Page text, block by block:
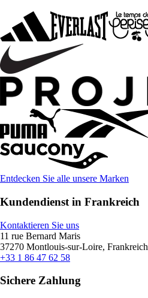
Entdecken Sie alle unsere Marken
Kundendienst in Frankreich
Kontaktieren Sie uns
11 rue Bernard Maris
37270 Montlouis-sur-Loire, Frankreich
+33 1 86 47 62 58
Sichere Zahlung